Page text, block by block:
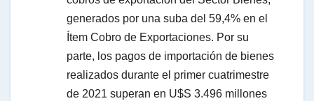
generados por una suba del 59,4% en el
Ítem Cobro de Exportaciones. Por su
parte, los pagos de importación de bienes
realizados durante el primer cuatrimestre
de 2021 superan en U$S 3.496 millones